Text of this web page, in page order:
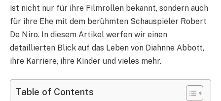
ist nicht nur für ihre Filmrollen bekannt, sondern auch
für ihre Ehe mit dem berühmten Schauspieler Robert
De Niro. In diesem Artikel werfen wir einen
detaillierten Blick auf das Leben von Diahnne Abbott,
ihre Karriere, ihre Kinder und vieles mehr.
Table of Contents